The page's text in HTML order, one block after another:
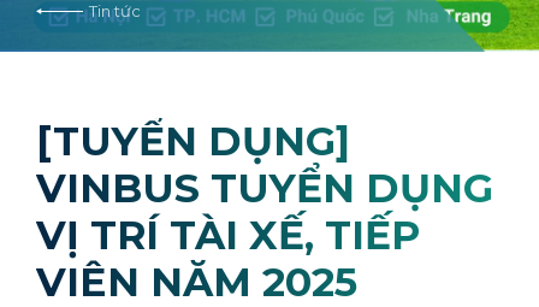
Tin tức
[TUYỂN DỤNG]
VINBUS TUYỂN DỤNG
VỊ TRÍ TÀI XẾ, TIẾP
VIÊN NĂM 2025